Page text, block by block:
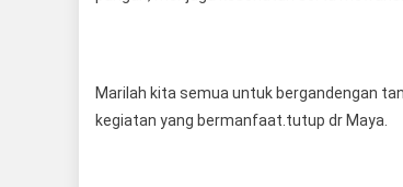
Marilah kita semua untuk bergandengan
kegiatan yang bermanfaat.tutup dr Maya.